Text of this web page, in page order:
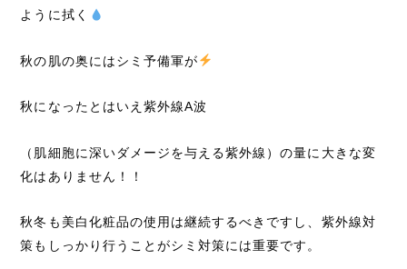
ように拭く
秋の肌の奥にはシミ予備軍が
秋になったとはいえ紫外線A波
（肌細胞に深いダメージを与える紫外線）の量に大きな変
化はありません！！
秋冬も美白化粧品の使用は継続するべきですし、紫外線対
策もしっかり行うことがシミ対策には重要です。